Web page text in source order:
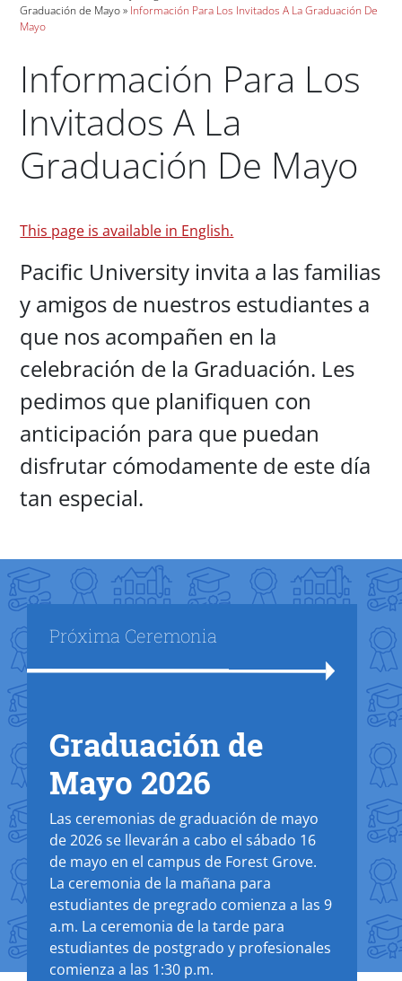
Graduación de Mayo
Información Para Los Invitados A La Graduación De
Mayo
Información Para Los
Invitados A La
Graduación De Mayo
Paragraphs
This page is available in English.
Pacific University invita a las familias
y amigos de nuestros estudiantes a
que nos acompañen en la
celebración de la Graduación. Les
pedimos que planifiquen con
anticipación para que puedan
disfrutar cómodamente de este día
tan especial.
Title
Próxima Ceremonia
Text Box
Graduación de
Mayo 2026
Las ceremonias de graduación de mayo
de 2026 se llevarán a cabo el sábado 16
de mayo en el campus de Forest Grove.
La ceremonia de la mañana para
estudiantes de pregrado comienza a las 9
a.m. La ceremonia de la tarde para
estudiantes de postgrado y profesionales
comienza a las 1:30 p.m.